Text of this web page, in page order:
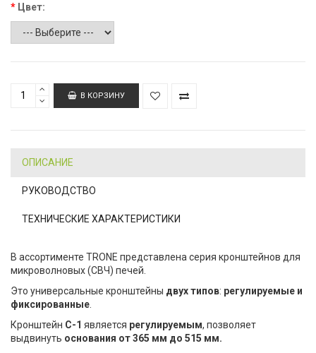
* Цвет:
В КОРЗИНУ
ОПИСАНИЕ
РУКОВОДСТВО
ТЕХНИЧЕСКИЕ ХАРАКТЕРИСТИКИ
В ассортименте TRONE представлена серия кронштейнов для
микроволновых (СВЧ) печей.
Это универсальные кронштейны двух типов: регулируемые и
фиксированные
Кронштейн С-1 является регулируемым, позволяет
выдвинуть основания от 365 мм до 515 мм.